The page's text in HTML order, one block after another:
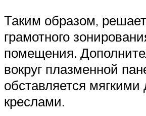
Таким образом,
грамотного
помещения.
вокруг плазменной
обставляется
креслами.